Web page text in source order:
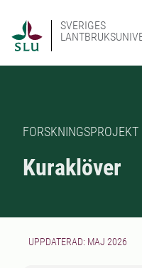
SVERIGES
FORSKNINGSPROJEKT
Kuraklöver
UPPDATERAD: MAJ 2026